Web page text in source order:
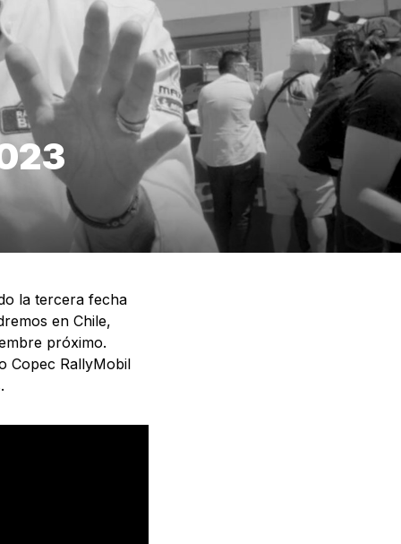
la tercera fecha
en Chile,
próximo.
Copec RallyMobil